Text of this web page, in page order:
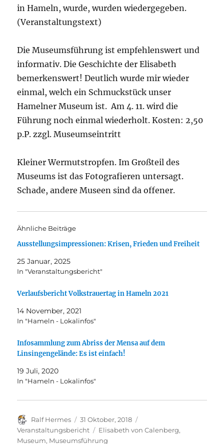
in Hameln, wurde, wurden wiedergegeben.
(Veranstaltungstext)
Die Museumsführung ist empfehlenswert und
informativ. Die Geschichte der Elisabeth
bemerkenswert! Deutlich wurde mir wieder
einmal, welch ein Schmuckstück unser
Hamelner Museum ist. Am 4. 11. wird die
Führung noch einmal wiederholt. Kosten: 2,50
p.P. zzgl. Museumseintritt
Kleiner Wermutstropfen. Im Großteil des
Museums ist das Fotografieren untersagt.
Schade, andere Museen sind da offener.
Ähnliche Beiträge
Ausstellungsimpressionen: Krisen, Frieden und Freiheit
25 Januar, 2025
In "Veranstaltungsbericht"
Verlaufsbericht Volkstrauertag in Hameln 2021
14 November, 2021
In "Hameln - Lokalinfos"
Infosammlung zum Abriss der Mensa auf dem
Linsingengelände: Es ist einfach!
19 Juli, 2020
In "Hameln - Lokalinfos"
Autor
Ralf Hermes
Veröffentlicht
am
31 Oktober, 2018
Veranstaltungsbericht
Schlagwörter
Elisabeth von Calenberg,
Museum, Museumsführung